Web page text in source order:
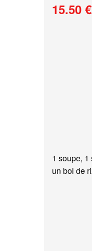
15.50 €
1 soupe,
un bol de